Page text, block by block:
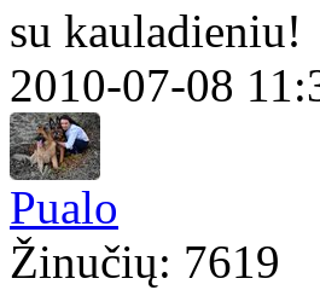
su kauladieniu!
2010-07-08
Pualo
Žinučių: 7619